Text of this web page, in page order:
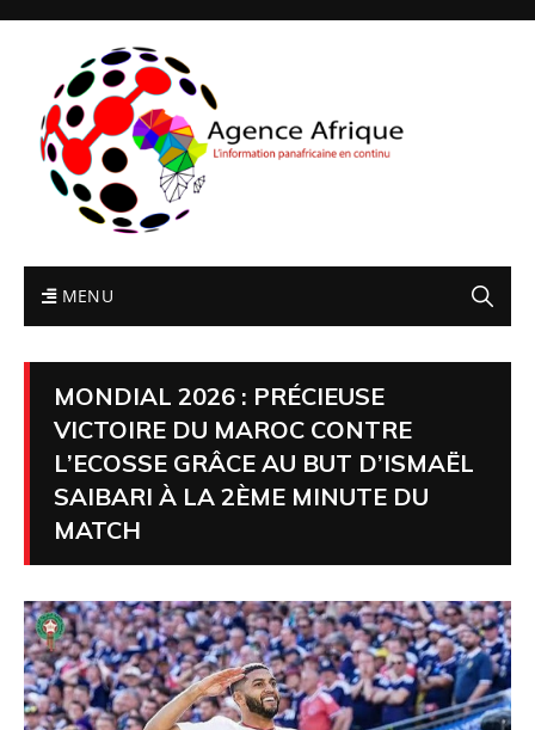
MENU
MONDIAL 2026 : PRÉCIEUSE
VICTOIRE DU MAROC CONTRE
L’ECOSSE GRÂCE AU BUT D’ISMAËL
SAIBARI À LA 2ÈME MINUTE DU
MATCH